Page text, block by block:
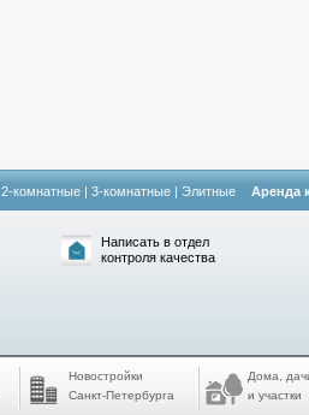
2-комнатные | 3-комнатные | Элитные Аренда
Написать в отдел
контроля качества
Новостройки
Санкт-Петербурга
Дома,
и участки